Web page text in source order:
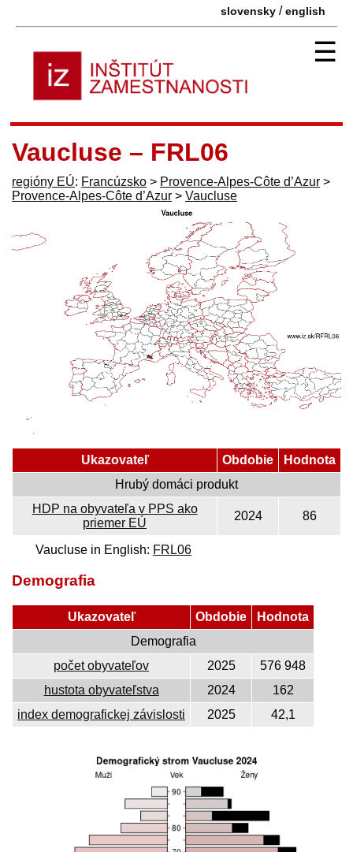
slovensky /english
☰
Vaucluse – FRL06
regióny EÚ: Francúzsko > Provence-Alpes-Côte d’Azur >
Provence-Alpes-Côte d’Azur > Vaucluse
Ukazovateľ Obdobie
Hodnota
Hrubý domáci produkt
HDP na obyvateľa v PPS ako
priemer EÚ
2024 86
Vaucluse in English: FRL06
Demografia
Ukazovateľ Obdobie
Hodnota
Demografia
počet obyvateľov
2025
576 948
hustota obyvateľstva
2024
162
index demografickej závislosti
2025 42,1